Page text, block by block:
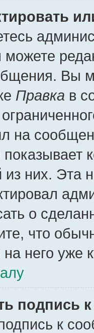
Вы
Правка в
на
них. Эта
о
что
него уже
подпись
к